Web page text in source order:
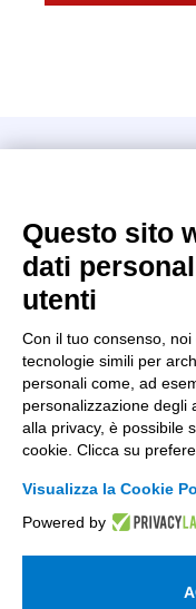
Kilometro Rosso
+39 035 0690366
info@intellimech.it
Copyright 2026, P.iva
Seguici su
Lavora con noi
Questo sito
dati
utenti
Con il tuo consenso,
tecnologie simili per
personali come, ad
personalizzazione degli
alla privacy, è possibile
cookie. Clicca su
Visualizza la Cookie
Powered by